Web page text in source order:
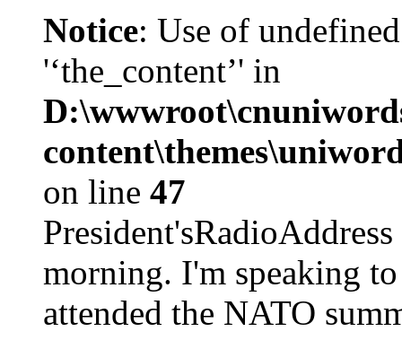
Notice: Use of
'‘the_content’' in
on line 47
morning. I'm speaking
attended the NATO